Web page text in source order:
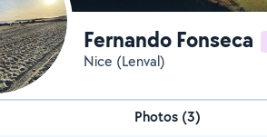
Fernando Fonseca
Nice (Lenval)
Photos (3)